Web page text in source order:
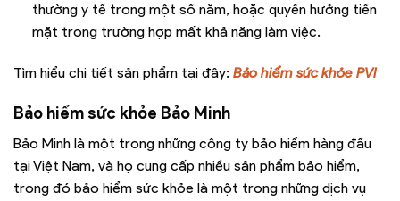
thường y tế trong một số năm, hoặc quyền hưởng tiền
mặt trong trường hợp mất khả năng làm việc.
Tìm hiểu chi tiết sản phẩm tại đây: Bảo hiểm sức khỏe PVI
Bảo hiểm sức khỏe Bảo Minh
Bảo Minh là một trong những công ty bảo hiểm hàng đầu
tại Việt Nam, và họ cung cấp nhiều sản phẩm bảo hiểm,
trong đó bảo hiểm sức khỏe là một trong những dịch vụ